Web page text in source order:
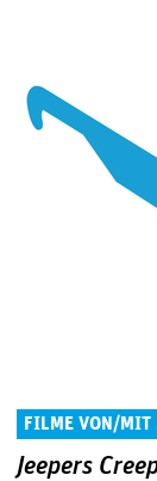
FILME VON/MIT
Jeepers